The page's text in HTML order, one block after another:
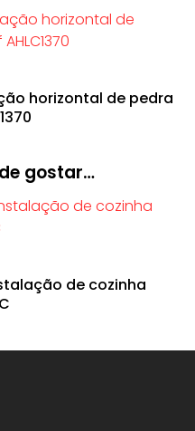
horizontal de pedra
gostar…
de cozinha